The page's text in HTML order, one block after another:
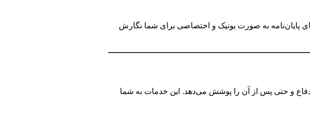
به صورت یونیک و اختصاصی برای شما نگارش
دفاع و حتی پس از آن را پوشش می‌دهد. این خدمات به شما